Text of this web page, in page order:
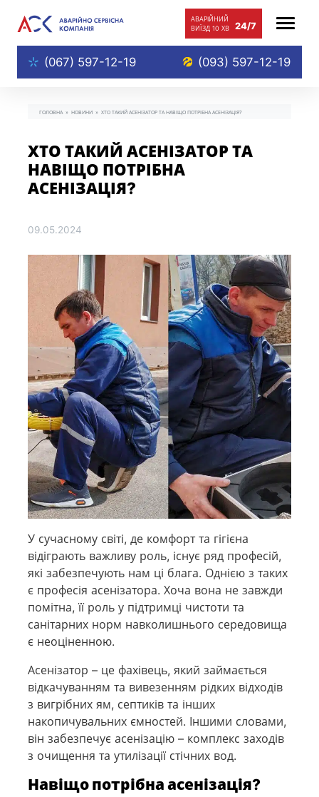
АВАРIЙНИЙ
ВИЇЗД 10 ХВ 24/7
(067) 597-12-19 (093) 597-12-19
ГОЛОВНА » НОВИНИ » ХТО ТАКИЙ АСЕНІЗАТОР ТА НАВІЩО ПОТРІБНА АСЕНІЗАЦІЯ?
ХТО ТАКИЙ АСЕНІЗАТОР ТА
НАВІЩО ПОТРІБНА
АСЕНІЗАЦІЯ?
09.05.2024
У сучасному світі, де комфорт та гігієна
відіграють важливу роль, існує ряд професій,
які забезпечують нам ці блага. Однією з таких
є професія асенізатора. Хоча вона не завжди
помітна, її роль у підтримці чистоти та
санітарних норм навколишнього середовища
є неоціненною.
Асенізатор – це фахівець, який займається
відкачуванням та вивезенням рідких відходів
з вигрібних ям, септиків та інших
накопичувальних ємностей. Іншими словами,
він забезпечує асенізацію – комплекс заходів
з очищення та утилізації стічних вод.
Навіщо потрібна асенізація?